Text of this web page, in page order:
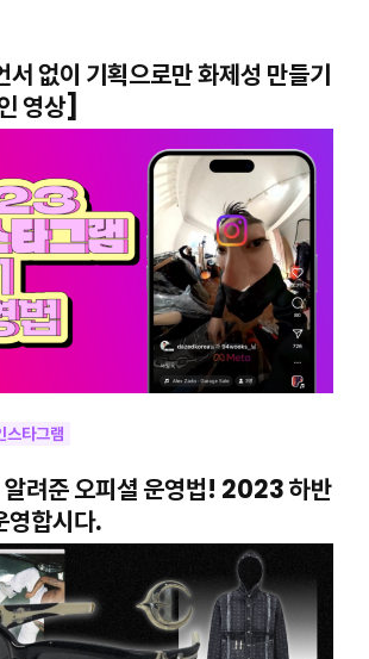
서 없이 기획으로만 화제성 만들기
영상]
스타그램
알려준 오피셜 운영법! 2023 하반
영합시다.